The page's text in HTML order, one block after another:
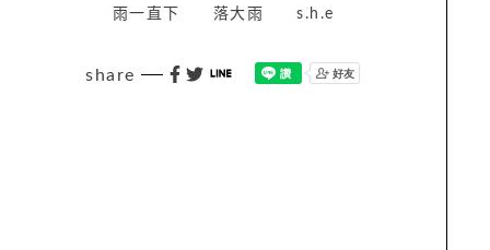
雨一直下
落大雨 s.h.e
share